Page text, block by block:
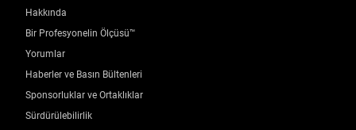
Hakkında
Bir Profesyonelin Ölçüsü™
Yorumlar
Haberler ve Basın Bültenleri
Sponsorluklar ve Ortaklıklar
Sürdürülebilirlik